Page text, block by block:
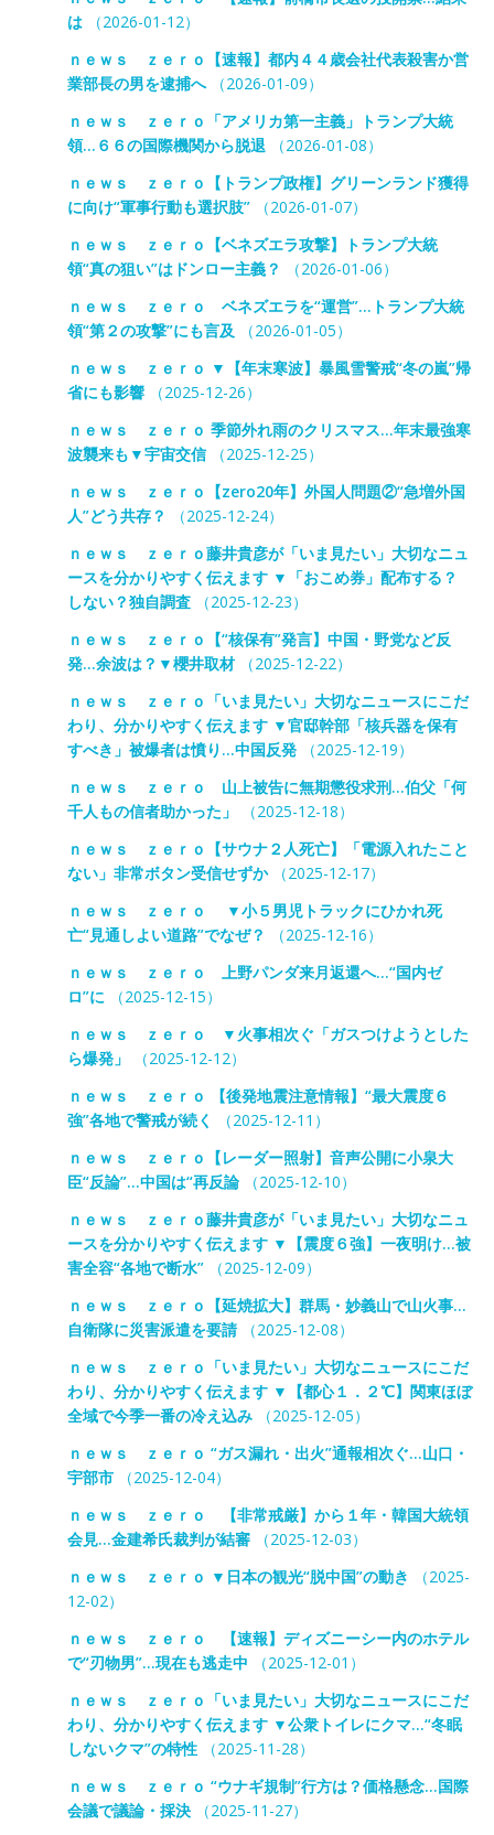
は（2026-01-12）
ｎｅｗｓ ｚｅｒｏ【速報】都内４４歳会社代表殺害か営
業部長の男を逮捕へ（2026-01-09）
ｎｅｗｓ ｚｅｒｏ「アメリカ第一主義」トランプ大統
領…６６の国際機関から脱退 （2026-01-08）
ｎｅｗｓ ｚｅｒｏ【トランプ政権】グリーンランド獲得
に向け“軍事行動も選択肢”（2026-01-07）
ｎｅｗｓ ｚｅｒｏ【ベネズエラ攻撃】トランプ大統
領“真の狙い”はドンロー主義？
（2026-01-06）
ｎｅｗｓ ｚｅｒｏ ベネズエラを“運営”…トランプ大統
領“第２の攻撃”にも言及
（2026-01-05）
ｎｅｗｓ ｚｅｒｏ ▼【年末寒波】暴風雪警戒“冬の嵐”帰
省にも影響（2025-12-26）
ｎｅｗｓ ｚｅｒｏ 季節外れ雨のクリスマス…年末最強寒
波襲来も▼宇宙交信（2025-12-25）
ｎｅｗｓ ｚｅｒｏ【zero20年】外国人問題②“急増外国
人”どう共存？
（2025-12-24）
ｎｅｗｓ ｚｅｒｏ藤井貴彦が「いま見たい」大切なニュ
ースを分かりやすく伝えます ▼「おこめ券」配布する？
しない？独自調査（2025-12-23）
ｎｅｗｓ ｚｅｒｏ【“核保有”発言】中国・野党など反
発…余波は？▼櫻井取材（2025-12-22）
ｎｅｗｓ ｚｅｒｏ「いま見たい」大切なニュースにこだ
わり、分かりやすく伝えます ▼官邸幹部「核兵器を保有
すべき」被爆者は憤り…中国反発（2025-12-19）
ｎｅｗｓ ｚｅｒｏ 山上被告に無期懲役求刑…伯父「何
千人もの信者助かった」
（2025-12-18）
ｎｅｗｓ ｚｅｒｏ【サウナ２人死亡】「電源入れたこと
ない」非常ボタン受信せずか（2025-12-17）
ｎｅｗｓ ｚｅｒｏ ▼小５男児トラックにひかれ死
亡“見通しよい道路”でなぜ？
（2025-12-16）
ｎｅｗｓ ｚｅｒｏ 上野パンダ来月返還へ…“国内ゼ
ロ”に （2025-12-15）
ｎｅｗｓ ｚｅｒｏ ▼火事相次ぐ「ガスつけようとした
ら爆発」
（2025-12-12）
ｎｅｗｓ ｚｅｒｏ 【後発地震注意情報】“最大震度６
強”各地で警戒が続く
（2025-12-11）
ｎｅｗｓ ｚｅｒｏ【レーダー照射】音声公開に小泉大
臣“反論”…中国は“再反論（2025-12-10）
ｎｅｗｓ ｚｅｒｏ藤井貴彦が「いま見たい」大切なニュ
ースを分かりやすく伝えます ▼【震度６強】一夜明け…被
害全容“各地で断水”（2025-12-09）
ｎｅｗｓ ｚｅｒｏ【延焼拡大】群馬・妙義山で山火事…
自衛隊に災害派遣を要請（2025-12-08）
ｎｅｗｓ ｚｅｒｏ「いま見たい」大切なニュースにこだ
わり、分かりやすく伝えます ▼【都心１．２℃】関東ほぼ
全域で今季一番の冷え込み（2025-12-05）
ｎｅｗｓ ｚｅｒｏ “ガス漏れ・出火”通報相次ぐ…山口・
宇部市（2025-12-04）
ｎｅｗｓ ｚｅｒｏ 【非常戒厳】から１年・韓国大統領
会見…金建希氏裁判が結審（2025-12-03）
ｎｅｗｓ ｚｅｒｏ ▼日本の観光“脱中国”の動き
（2025-
12-02）
ｎｅｗｓ ｚｅｒｏ 【速報】ディズニーシー内のホテル
で“刃物男”…現在も逃走中 （2025-12-01）
ｎｅｗｓ ｚｅｒｏ「いま見たい」大切なニュースにこだ
わり、分かりやすく伝えます ▼公衆トイレにクマ…“冬眠
しないクマ”の特性（2025-11-28）
ｎｅｗｓ ｚｅｒｏ “ウナギ規制”行方は？価格懸念…国際
会議で議論・採決（2025-11-27）